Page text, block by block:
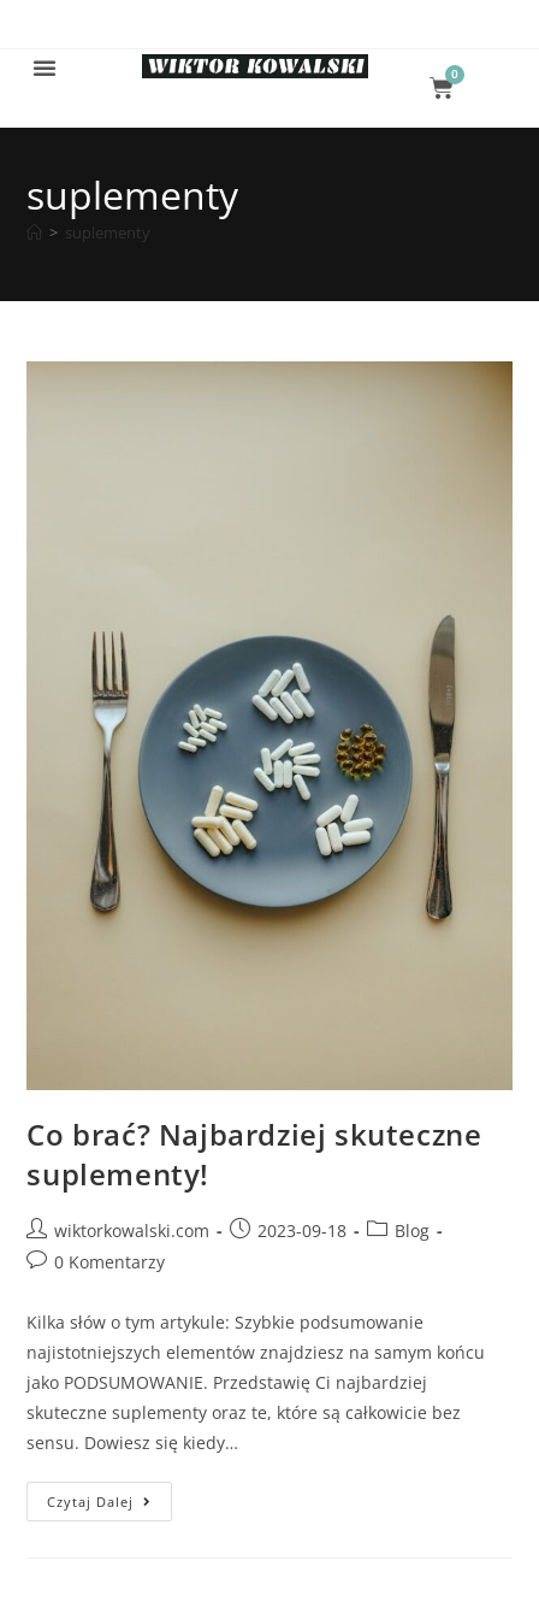
0
suplementy
> suplementy
Co brać? Najbardziej skuteczne
suplementy!
wiktorkowalski.com 2023-09-18
Blog
0 Komentarzy
Kilka słów o tym artykule: Szybkie podsumowanie
najistotniejszych elementów znajdziesz na samym końcu
jako PODSUMOWANIE. Przedstawię Ci najbardziej
skuteczne suplementy oraz te, które są całkowicie bez
sensu. Dowiesz się kiedy…
Czytaj Dalej